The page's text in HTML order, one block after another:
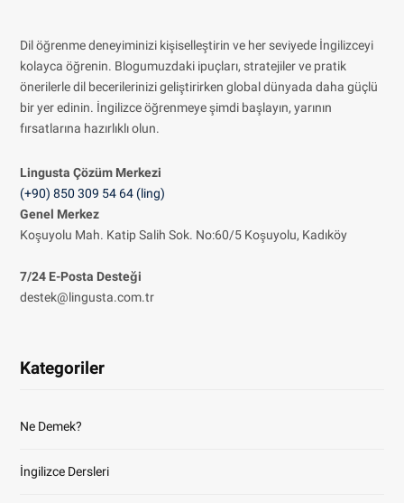
Dil öğrenme deneyiminizi kişiselleştirin ve her seviyede İngilizceyi
kolayca öğrenin. Blogumuzdaki ipuçları, stratejiler ve pratik
önerilerle dil becerilerinizi geliştirirken global dünyada daha güçlü
bir yer edinin. İngilizce öğrenmeye şimdi başlayın, yarının
fırsatlarına hazırlıklı olun.
Lingusta Çözüm Merkezi
(+90) 850 309 54 64 (ling)
Genel Merkez
Koşuyolu Mah. Katip Salih Sok. No:60/5 Koşuyolu, Kadıköy
7/24 E-Posta Desteği
destek@lingusta.com.tr
Kategoriler
Ne Demek?
İngilizce Dersleri